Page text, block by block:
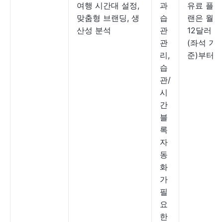
여행 시간대 설정,
맞춤형 브랜딩, 생
산성 분석
과
습
관
관
리,
습
관/
시
간
블
록
자
동
화
가
필
요
한
유료 플
랜은 월
12달러
(좌석 기
준)부터